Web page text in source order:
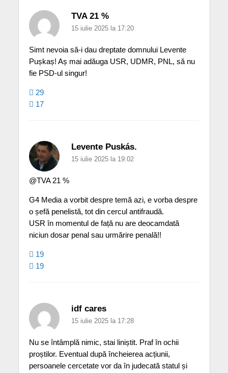
TVA 21 %
15 iulie 2025 la 17:20
Simt nevoia să-i dau dreptate domnului Levente
Pușkaș! Aș mai adăuga USR, UDMR, PNL, să nu
fie PSD-ul singur!
29
17
Levente Puskás.
15 iulie 2025 la 19:02
@TVA 21 %
G4 Media a vorbit despre temă azi, e vorba despre
o șefă penelistă, tot din cercul antifraudă.
USR în momentul de față nu are deocamdată
niciun dosar penal sau urmărire penală!!
19
19
idf cares
15 iulie 2025 la 17:28
Nu se întâmplă nimic, stai liniștit. Praf în ochii
proștilor. Eventual după încheierea acțiunii,
persoanele cercetate vor da în judecată statul și